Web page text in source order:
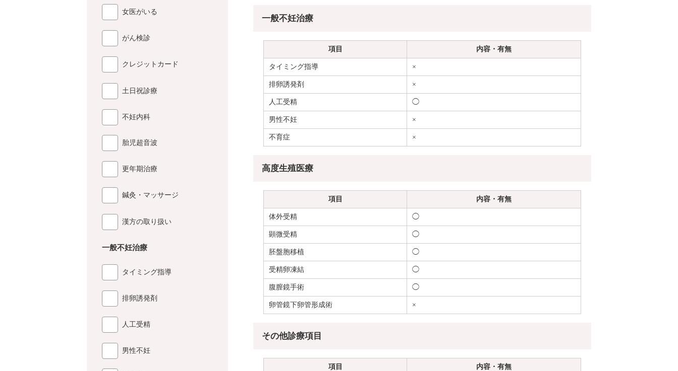
女医がいる
がん検診
クレジットカード
土日祝診療
不妊内科
胎児超音波
更年期治療
鍼灸・マッサージ
漢方の取り扱い
一般不妊治療
タイミング指導
排卵誘発剤
人工受精
男性不妊
一般不妊治療
項目 内容・有無
タイミング指導 ×
排卵誘発剤 ×
人工受精 ◯
男性不妊 ×
不育症 ×
高度生殖医療
項目 内容・有無
体外受精 ◯
顕微受精 ◯
胚盤胞移植 ◯
受精卵凍結 ◯
腹膣鏡手術 ◯
卵管鏡下卵管形成術 ×
その他診療項目
項目 内容・有無